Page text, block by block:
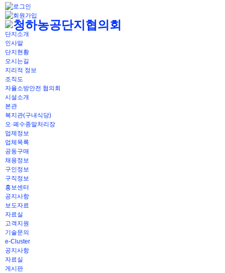
단지소개
인사말
단지현황
오시는길
지리적 정보
조직도
자율소방안전 협의회
시설소개
본관
복지관(구내식당)
오·폐수종말처리장
업제정보
업체목록
공동구매
채용정보
구인정보
구직정보
홍보센터
공지사항
보도자료
자료실
고객지원
기술문의
e-Cluster
공지사항
자료실
게시판